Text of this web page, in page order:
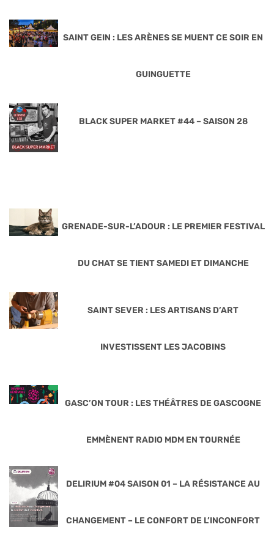
SAINT GEIN : LES ARÈNES SE MUENT CE SOIR EN
GUINGUETTE
BLACK SUPER MARKET #44 – SAISON 28
GRENADE-SUR-L’ADOUR : LE PREMIER FESTIVAL
DU CHAT SE TIENT SAMEDI ET DIMANCHE
SAINT SEVER : LES ARTISANS D’ART
INVESTISSENT LES JACOBINS
GASC’ON TOUR : LES THÉÂTRES DE GASCOGNE
EMMÈNENT RADIO MDM EN TOURNÉE
DELIRIUM #04 SAISON 01 – LA RÉSISTANCE AU
CHANGEMENT – LE CONFORT DE L’INCONFORT